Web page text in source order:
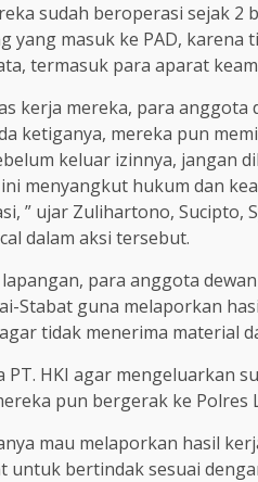
sudah beroperasi sejak 2
yang masuk ke PAD,
termasuk para aparat
kerja mereka, para anggota
ketiganya, mereka pun
keluar izinnya, jangan
menyangkut hukum dan
” ujar Zulihartono, Sucipto,
dalam aksi tersebut.
para anggota
Stabat guna melaporkan
tidak menerima material
PT. HKI agar mengeluarkan
pun bergerak ke Polres
mau melaporkan hasil
untuk bertindak sesuai